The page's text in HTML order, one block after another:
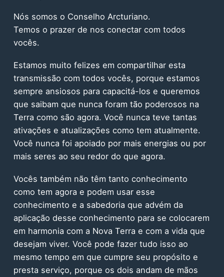
Nós somos o Conselho Arcturiano.
Temos o prazer de nos conectar com todos
vocês.
Estamos muito felizes em compartilhar esta
transmissão com todos vocês, porque estamos
sempre ansiosos para capacitá-los e queremos
que saibam que nunca foram tão poderosos na
Terra como são agora. Você nunca teve tantas
ativações e atualizações como tem atualmente.
Você nunca foi apoiado por mais energias ou por
mais seres ao seu redor do que agora.
Vocês também não têm tanto conhecimento
como tem agora e podem usar esse
conhecimento e a sabedoria que advém da
aplicação desse conhecimento para se colocarem
em harmonia com a Nova Terra e com a vida que
desejam viver. Você pode fazer tudo isso ao
mesmo tempo em que cumpre seu propósito e
presta serviço, porque os dois andam de mãos